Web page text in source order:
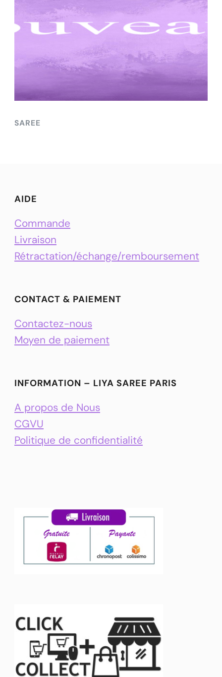
SAREE
AIDE
Commande
Livraison
Rétractation/échange/remboursement
CONTACT & PAIEMENT
Contactez-nous
Moyen de paiement
INFORMATION – LIYA SAREE PARIS
A propos de Nous
CGVU
Politique de confidentialité